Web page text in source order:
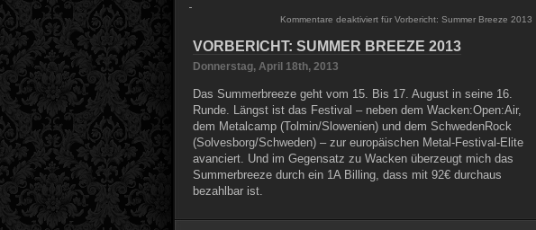
Kommentare deaktiviert für Vorbericht: Summer Breeze 2013
VORBERICHT: SUMMER BREEZE 2013
Donnerstag, April 18th, 2013
Das Summerbreeze geht vom 15. Bis 17. August in seine 16.
Runde. Längst ist das Festival – neben dem Wacken:Open:Air,
dem Metalcamp (Tolmin/Slowenien) und dem SchwedenRock
(Solvesborg/Schweden) – zur europäischen Metal-Festival-Elite
avanciert. Und im Gegensatz zu Wacken überzeugt mich das
Summerbreeze durch ein 1A Billing, dass mit 92€ durchaus
bezahlbar ist.